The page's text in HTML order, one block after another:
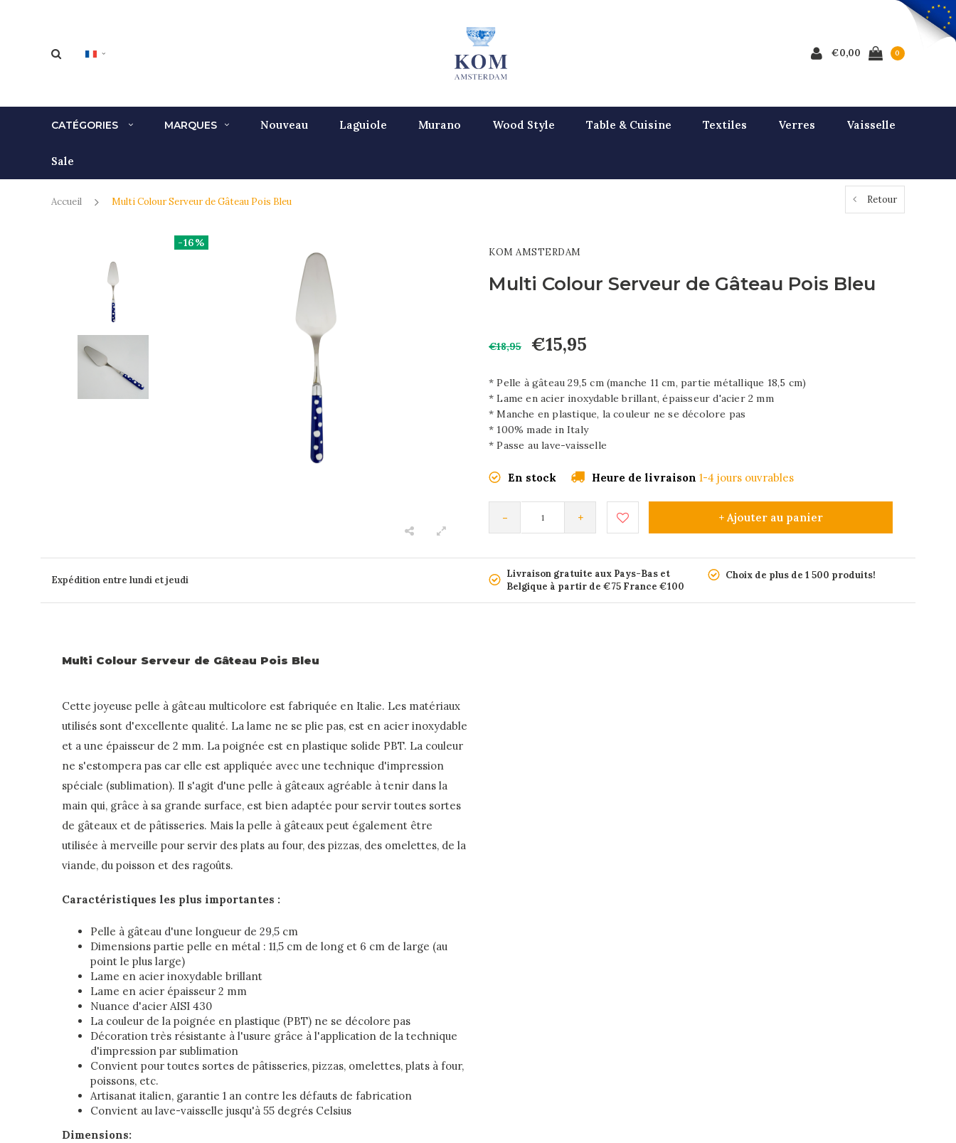
€0,00 0
CATÉGORIES MARQUES Nouveau Laguiole Murano Wood Style Table & Cuisine Textiles Verres Vaisselle
Sale
Accueil Multi Colour Serveur de Gâteau Pois Bleu Retour
-16%
KOM AMSTERDAM
Multi Colour Serveur de Gâteau Pois Bleu
€18,95 €15,95
* Pelle à gâteau 29,5 cm (manche 11 cm, partie métallique 18,5 cm)
* Lame en acier inoxydable brillant, épaisseur d'acier 2 mm
* Manche en plastique, la couleur ne se décolore pas
* 100% made in Italy
* Passe au lave-vaisselle
En stock Heure de livraison 1-4 jours ouvrables
- + + Ajouter au panier
Expédition entre lundi et jeudi
Livraison gratuite aux Pays-Bas et
Belgique à partir de €75 France €100
Choix de plus de 1 500 produits!
Multi Colour Serveur de Gâteau Pois Bleu
Cette joyeuse pelle à gâteau multicolore est fabriquée en Italie. Les matériaux
utilisés sont d'excellente qualité. La lame ne se plie pas, est en acier inoxydable
et a une épaisseur de 2 mm. La poignée est en plastique solide PBT. La couleur
ne s'estompera pas car elle est appliquée avec une technique d'impression
spéciale (sublimation). Il s'agit d'une pelle à gâteaux agréable à tenir dans la
main qui, grâce à sa grande surface, est bien adaptée pour servir toutes sortes
de gâteaux et de pâtisseries. Mais la pelle à gâteaux peut également être
utilisée à merveille pour servir des plats au four, des pizzas, des omelettes, de la
viande, du poisson et des ragoûts.
Caractéristiques les plus importantes :
Pelle à gâteau d'une longueur de 29,5 cm
Dimensions partie pelle en métal : 11,5 cm de long et 6 cm de large (au
point le plus large)
Lame en acier inoxydable brillant
Lame en acier épaisseur 2 mm
Nuance d'acier AISI 430
La couleur de la poignée en plastique (PBT) ne se décolore pas
Décoration très résistante à l'usure grâce à l'application de la technique
d'impression par sublimation
Convient pour toutes sortes de pâtisseries, pizzas, omelettes, plats à four,
poissons, etc.
Artisanat italien, garantie 1 an contre les défauts de fabrication
Convient au lave-vaisselle jusqu'à 55 degrés Celsius
Dimensions: